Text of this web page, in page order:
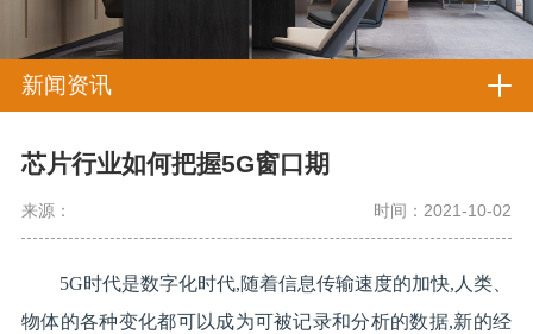
新闻资讯
芯片行业如何把握5G窗口期
来源： 时间：2021-10-02
5G时代是数字化时代,随着信息传输速度的加快,人类、
物体的各种变化都可以成为可被记录和分析的数据,新的经